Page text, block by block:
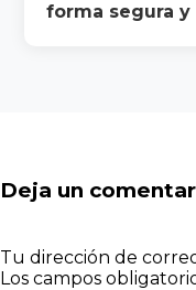
forma segura
Deja un
Tu dirección de
Los campos